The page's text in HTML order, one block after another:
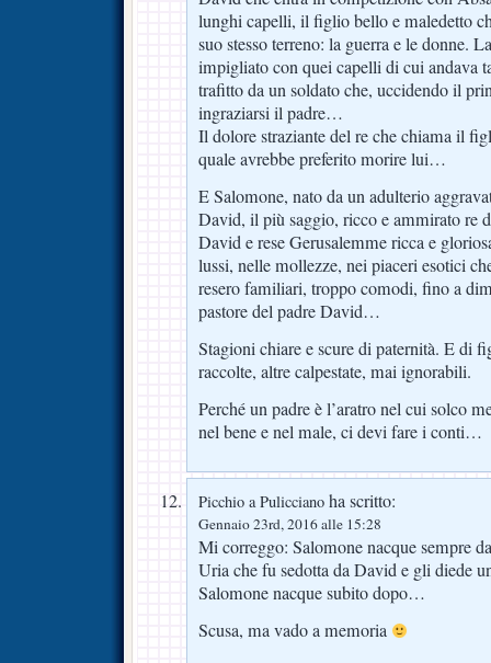
lunghi capelli, il figlio bello e maledetto
suo stesso terreno: la guerra e le donne.
impigliato con quei capelli di cui andava
trafitto da un soldato che, uccidendo il
ingraziarsi il padre…
Il dolore straziante del re che chiama il
quale avrebbe preferito morire lui…
E Salomone, nato da un adulterio
David, il più saggio, ricco e ammirato re
David e rese Gerusalemme ricca e
lussi, nelle mollezze, nei piaceri esotici
resero familiari, troppo comodi, fino a
pastore del padre David…
Stagioni chiare e scure di paternità. E di
raccolte, altre calpestate, mai ignorabili.
Perché un padre è l’aratro nel cui solco
nel bene e nel male, ci devi fare i conti…
Picchio a Pulicciano ha scritto:
Gennaio 23rd, 2016 alle 15:28
Mi correggo: Salomone nacque sempre
Uria che fu sedotta da David e gli diede
Salomone nacque subito dopo…
Scusa, ma vado a memoria